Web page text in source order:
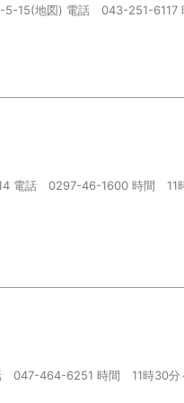
5-15(地図) 電話 043-251-
14 電話 0297-46-1600 時間 11
047-464-6251 時間 11時30分